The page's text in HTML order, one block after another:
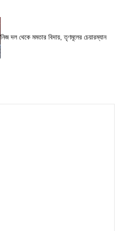
নিজ দল থেকে মমতার বিদায়, তৃণমূলের চেয়ারম্যান